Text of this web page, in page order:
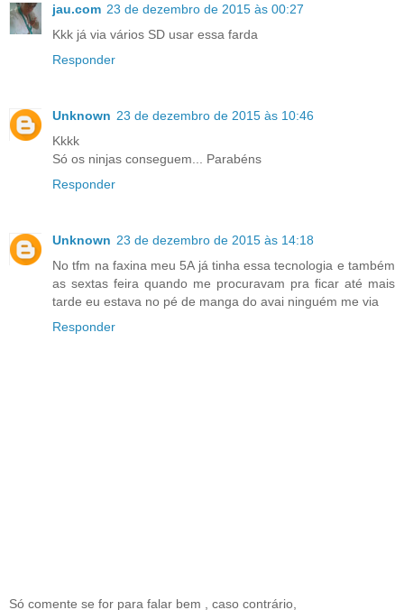
jau.com 23 de dezembro de 2015 às 00:27
Kkk já via vários SD usar essa farda
Responder
Unknown 23 de dezembro de 2015 às 10:46
Kkkk
Só os ninjas conseguem... Parabéns
Responder
Unknown 23 de dezembro de 2015 às 14:18
No tfm na faxina meu 5A já tinha essa tecnologia e também
as sextas feira quando me procuravam pra ficar até mais
tarde eu estava no pé de manga do avai ninguém me via
Responder
Só comente se for para falar bem , caso contrário,